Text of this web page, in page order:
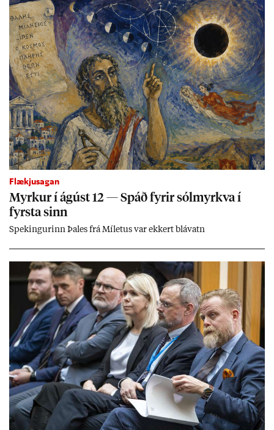
Flækjusagan
Myrk­ur í ág­úst 12 — Spáð fyr­ir sól­myrkva í
fyrsta sinn
Spek­ing­ur­inn Þa­les frá Míletus var ekk­ert blá­vatn